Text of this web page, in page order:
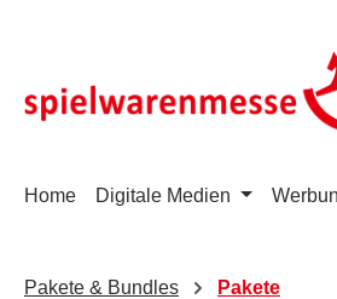
Home Digitale Medien
Pakete & Bundles Pakete